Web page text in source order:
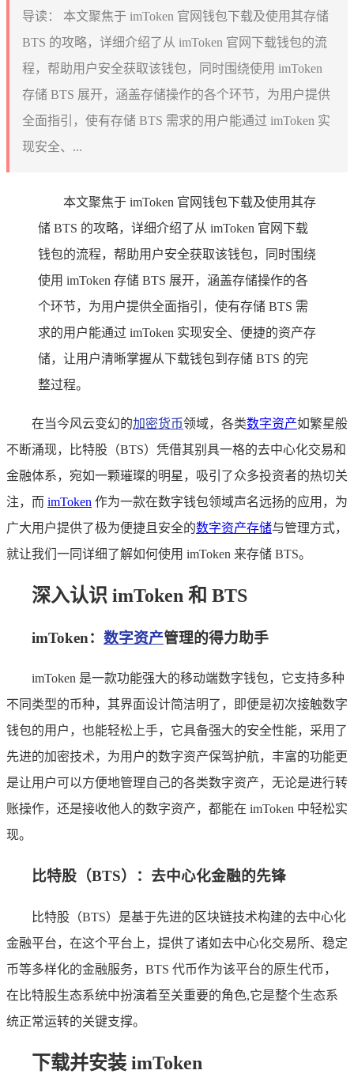
导读：
本文聚焦于 imToken 官网钱包下载及使用其存储
BTS 的攻略，详细介绍了从 imToken 官网下载钱包的流
程，帮助用户安全获取该钱包，同时围绕使用 imToken
存储 BTS 展开，涵盖存储操作的各个环节，为用户提供
全面指引，使有存储 BTS 需求的用户能通过 imToken 实
现安全、...
本文聚焦于 imToken 官网钱包下载及使用其存
储 BTS 的攻略，详细介绍了从 imToken 官网下载
钱包的流程，帮助用户安全获取该钱包，同时围绕
使用 imToken 存储 BTS 展开，涵盖存储操作的各
个环节，为用户提供全面指引，使有存储 BTS 需
求的用户能通过 imToken 实现安全、便捷的资产存
储，让用户清晰掌握从下载钱包到存储 BTS 的完
整过程。
在当今风云变幻的加密货币领域，各类数字资产如繁星般
不断涌现，比特股（BTS）凭借其别具一格的去中心化交易和
金融体系，宛如一颗璀璨的明星，吸引了众多投资者的热切关
注，而 imToken 作为一款在数字钱包领域声名远扬的应用，为
广大用户提供了极为便捷且安全的数字资产存储与管理方式，
就让我们一同详细了解如何使用 imToken 来存储 BTS。
深入认识 imToken 和 BTS
imToken： 数字资产管理的得力助手
imToken 是一款功能强大的移动端数字钱包，它支持多种
不同类型的币种，其界面设计简洁明了，即便是初次接触数字
钱包的用户，也能轻松上手，它具备强大的安全性能，采用了
先进的加密技术，为用户的数字资产保驾护航，丰富的功能更
是让用户可以方便地管理自己的各类数字资产，无论是进行转
账操作，还是接收他人的数字资产，都能在 imToken 中轻松实
现。
比特股（BTS）：去中心化金融的先锋
比特股（BTS）是基于先进的区块链技术构建的去中心化
金融平台，在这个平台上，提供了诸如去中心化交易所、稳定
币等多样化的金融服务，BTS 代币作为该平台的原生代币，
在比特股生态系统中扮演着至关重要的角色,它是整个生态系
统正常运转的关键支撑。
下载并安装 imToken